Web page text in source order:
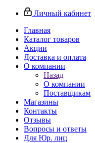
Личный кабинет
Главная
Каталог товаров
Акции
Доставка и оплата
О компании
Назад
О компании
Поставщикам
Магазины
Контакты
Отзывы
Вопросы и ответы
Для Юр. лиц